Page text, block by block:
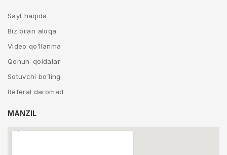
Sayt haqida
Biz bilan aloqa
Video qo’llanma
Qonun-qoidalar
Sotuvchi bo’ling
Referal daromad
MANZIL